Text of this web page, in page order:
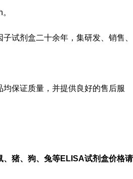
。
试剂盒二十余年，集研发、销售、
保证质量，并提供良好的售后服
、猪、狗、兔等ELISA试剂盒价格请